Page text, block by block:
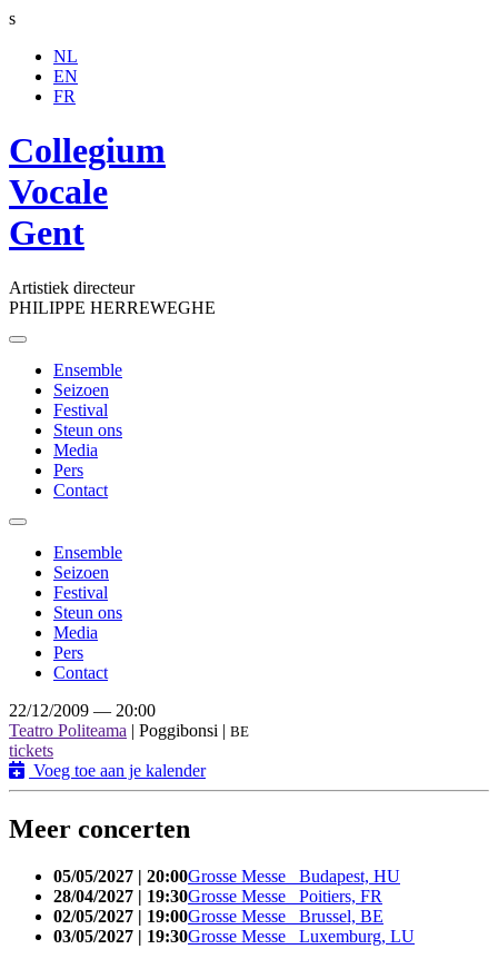
s
NL
EN
FR
Collegium
Vocale
Gent
Artistiek directeur
PHILIPPE HERREWEGHE
Toggle
navigationEnsemble
Seizoen
Festival
Steun ons
Media
Pers
Contact
Toggle
navigationEnsemble
Seizoen
Festival
Steun ons
Media
Pers
Contact
22/12/2009 — 20:00
Teatro Politeama | Poggibonsi | BE
tickets
Voeg toe aan je kalender
Meer concerten
05/05/2027 | 20:00Grosse Messe Budapest, HU
28/04/2027 | 19:30Grosse Messe Poitiers, FR
02/05/2027 | 19:00Grosse Messe Brussel, BE
03/05/2027 | 19:30Grosse Messe Luxemburg, LU